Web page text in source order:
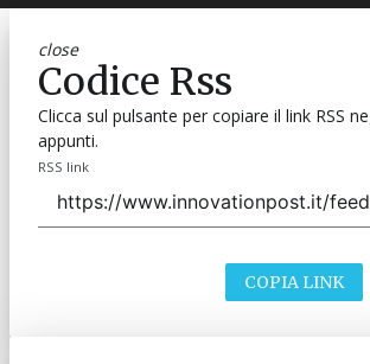
close
Codice Rss
Clicca sul pulsante per copiare il link RSS
appunti.
RSS link
COPIA LINK